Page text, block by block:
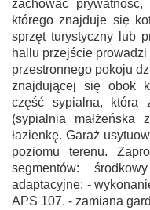
zachować
którego znajduje się
sprzęt turystyczny lub
hallu przejście
przestronnego pokoju
znajdującej się obok
część sypialna, która
(sypialnia
łazienkę. Garaż
poziomu terenu.
segmentów:
adaptacyjne: -
APS 107. - zamiana